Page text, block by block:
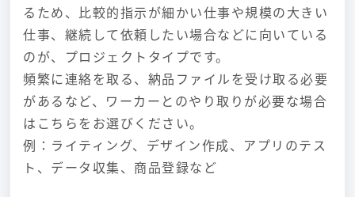
るため、比較的指示が細かい仕事や規模の大きい
仕事、継続して依頼したい場合などに向いている
のが、プロジェクトタイプです。
頻繁に連絡を取る、納品ファイルを受け取る必要
があるなど、ワーカーとのやり取りが必要な場合
はこちらをお選びください。
例：ライティング、デザイン作成、アプリのテス
ト、データ収集、商品登録など